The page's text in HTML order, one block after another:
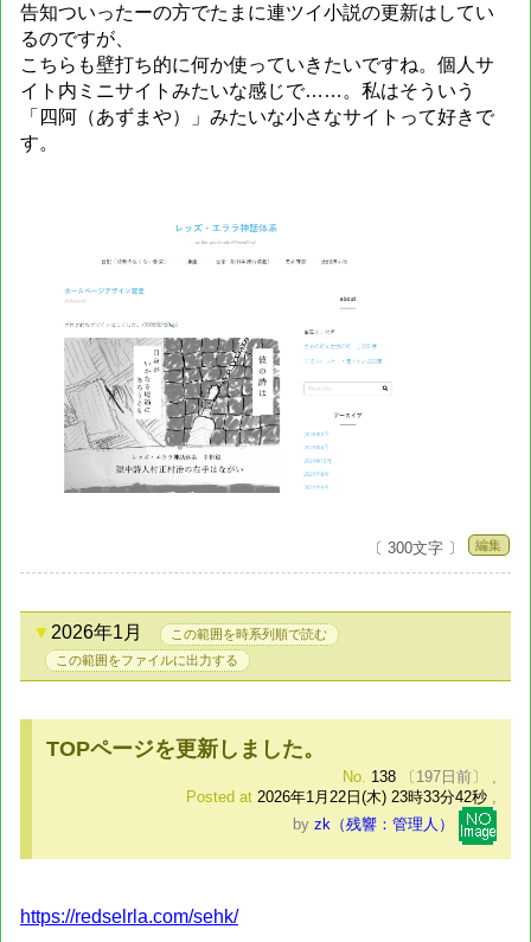
告知ついったーの方でたまに連ツイ小説の更新はしてい
るのですが、
こちらも壁打ち的に何か使っていきたいですね。個人サ
イト内ミニサイトみたいな感じで……。私はそういう
「四阿（あずまや）」みたいな小さなサイトって好きで
す。
〔 300文字 〕 編集
2026年1月
この範囲を時系列順で読む
この範囲をファイルに出力する
TOPページを更新しました。
No. 138 〔197日前〕
Posted at 2026年1月22日(木) 23時33分42秒
by zk（残響：管理人）
https://redselrla.com/sehk/